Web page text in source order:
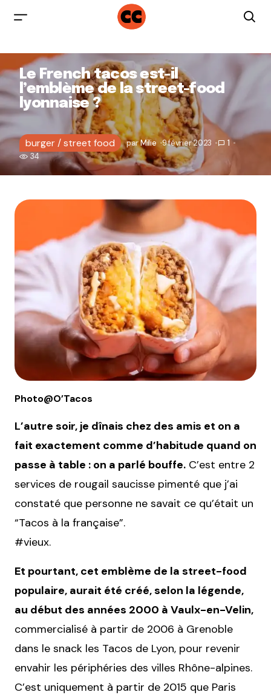
Le French tacos est-il
l’emblème de la street-food
lyonnaise ?
burger / street food parMilie 9 février 2023
1
34
Photo@O’Tacos
L’autre soir, je dînais chez des amis et on a
fait exactement comme d’habitude quand on
passe à table : on a parlé bouffe. C’est entre 2
services de rougail saucisse pimenté que j’ai
constaté que personne ne savait ce qu’était un
“Tacos à la française”.
#vieux.
Et pourtant, cet emblème de la street-food
populaire, aurait été créé, selon la légende,
au début des années 2000 à Vaulx-en-Velin,
commercialisé à partir de 2006 à Grenoble
dans le snack les Tacos de Lyon, pour revenir
envahir les périphéries des villes Rhône-alpines.
C’est uniquement à partir de 2015 que Paris